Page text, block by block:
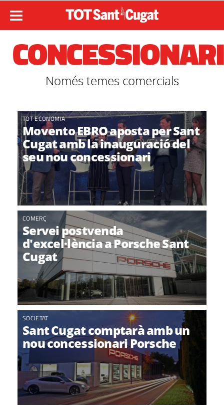
CONCESSIONARI
Només temes comercials
TOT ECONOMIA
Movento EBRO aposta per Sant
Cugat amb la inauguració del
seu nou concessionari
COMERÇ
Servei postvenda
d'excel·lència a Porsche Sant
Cugat
SOCIETAT
Sant Cugat comptarà amb un
nou concessionari Porsche